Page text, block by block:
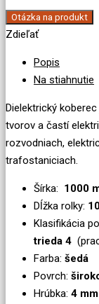
kV
-
hladký
Otázka na produkt
Zdieľať
Popis
Na stiahnutie
Dielektrický
tvorov a častí
rozvodniach,
trafostaniciach.
Šírka: 1000
Dĺžka rolky:
Klasifikácia
trieda 4
Farba: šedá
Povrch:
Hrúbka: 4